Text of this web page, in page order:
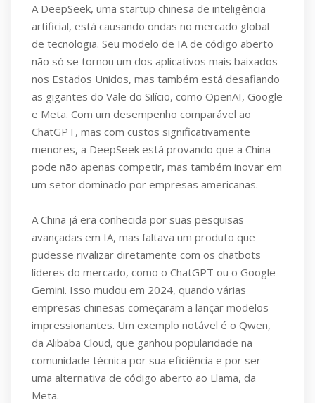
A DeepSeek, uma startup chinesa de inteligência
artificial, está causando ondas no mercado global
de tecnologia. Seu modelo de IA de código aberto
não só se tornou um dos aplicativos mais baixados
nos Estados Unidos, mas também está desafiando
as gigantes do Vale do Silício, como OpenAI, Google
e Meta. Com um desempenho comparável ao
ChatGPT, mas com custos significativamente
menores, a DeepSeek está provando que a China
pode não apenas competir, mas também inovar em
um setor dominado por empresas americanas.
A China já era conhecida por suas pesquisas
avançadas em IA, mas faltava um produto que
pudesse rivalizar diretamente com os chatbots
líderes do mercado, como o ChatGPT ou o Google
Gemini. Isso mudou em 2024, quando várias
empresas chinesas começaram a lançar modelos
impressionantes. Um exemplo notável é o Qwen,
da Alibaba Cloud, que ganhou popularidade na
comunidade técnica por sua eficiência e por ser
uma alternativa de código aberto ao Llama, da
Meta.